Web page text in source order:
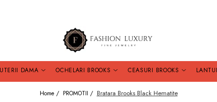
DAMA OCHELARI BROOKS CEASURI BROOKS
Home / PROMOTII / Bratara Brooks Black Hematite